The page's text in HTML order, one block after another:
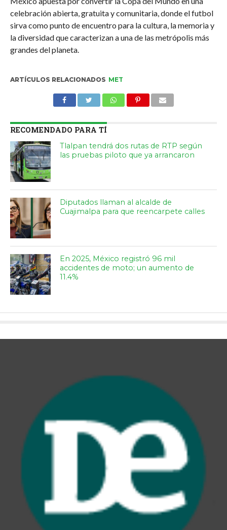
celebración abierta, gratuita y comunitaria, donde el futbol
sirva como punto de encuentro para la cultura, la memoria y
la diversidad que caracterizan a una de las metrópolis más
grandes del planeta.
ARTÍCULOS RELACIONADOS MET
RECOMENDADO PARA TÍ
Tlalpan tendrá dos rutas de RTP según
las pruebas piloto que ya arrancaron
Diputados llaman al alcalde de
Cuajimalpa para que reencarpete calles
En 2025, México registró 96 mil
accidentes de moto; un aumento de
11.4%